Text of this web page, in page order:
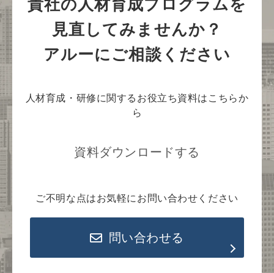
見直してみませんか？
アルーにご相談ください
人材育成・研修に関するお役立ち資料はこちらか
ら
資料ダウンロードする
ご不明な点はお気軽にお問い合わせください
問い合わせる